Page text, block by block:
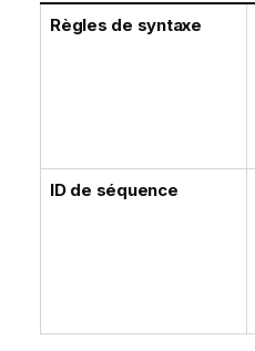
Règles de syntaxe
ID de séquence